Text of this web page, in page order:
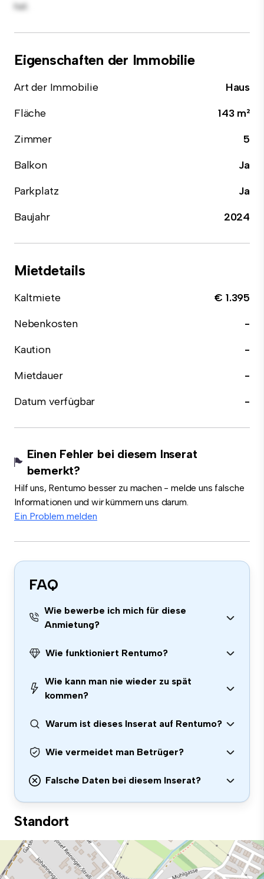
hat.
Eigenschaften der Immobilie
Art der Immobilie
Haus
Fläche
143 m²
Zimmer
5
Balkon
Ja
Parkplatz
Ja
Baujahr
2024
Mietdetails
Kaltmiete
€ 1.395
Nebenkosten
-
Kaution
-
Mietdauer
-
Datum verfügbar
-
Einen Fehler bei diesem Inserat
bemerkt?
Hilf uns, Rentumo besser zu machen - melde uns falsche
Informationen und wir kümmern uns darum.
Ein Problem melden
FAQ
Wie bewerbe ich mich für diese
Anmietung?
Wie funktioniert Rentumo?
Wie kann man nie wieder zu spät
kommen?
Warum ist dieses Inserat auf Rentumo?
Wie vermeidet man Betrüger?
Falsche Daten bei diesem Inserat?
Standort